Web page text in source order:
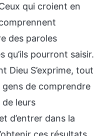
qui croient en
des paroles
qu’ils pourront saisir.
Dieu S’exprime, tout
de comprendre
leurs
d’entrer dans la